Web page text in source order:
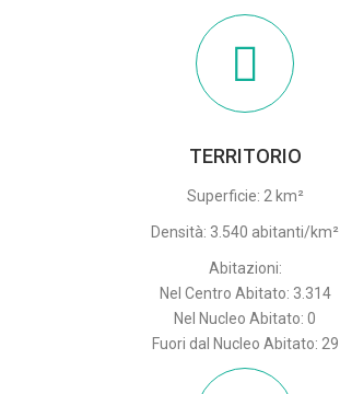
TERRITORIO
Superficie: 2 km²
Densità: 3.540 abitanti/km²
Abitazioni:
Nel Centro Abitato: 3.314
Nel Nucleo Abitato: 0
Fuori dal Nucleo Abitato: 29